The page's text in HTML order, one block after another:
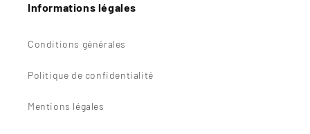
Informations légales
Conditions générales
Politique de confidentialité
Mentions légales